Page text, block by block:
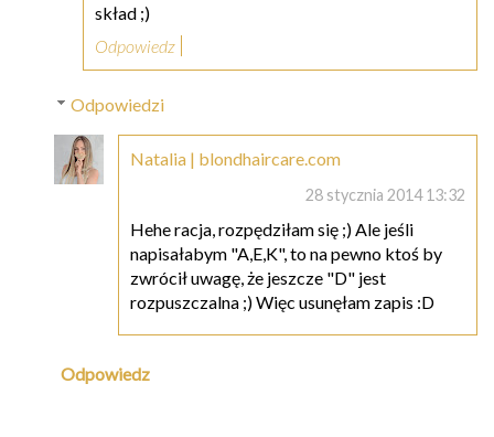
skład ;)
Odpowiedz
Odpowiedzi
Natalia | blondhaircare.com
28 stycznia 2014 13:32
Hehe racja, rozpędziłam się ;) Ale jeśli
napisałabym "A,E,K", to na pewno ktoś by
zwrócił uwagę, że jeszcze "D" jest
rozpuszczalna ;) Więc usunęłam zapis :D
Odpowiedz